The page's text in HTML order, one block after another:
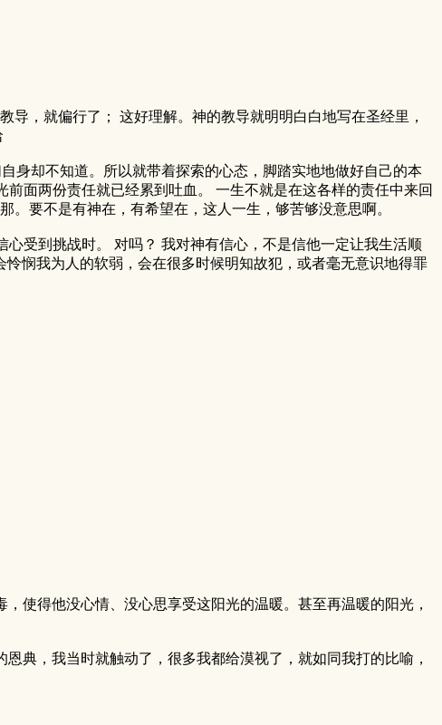
，就偏行了； 这好理解。神的教导就明明白白地写在圣经里，
身却不知道。所以就带着探索的心态，脚踏实地地做好自己的本
面两份责任就已经累到吐血。 一生不就是在这各样的责任中来回
要不是有神在，有希望在，这人一生，够苦够没意思啊。
受到挑战时。 对吗？ 我对神有信心，不是信他一定让我生活顺
悯我为人的软弱，会在很多时候明知故犯，或者毫无意识地得罪
使得他没心情、没心思享受这阳光的温暖。甚至再温暖的阳光，
典，我当时就触动了，很多我都给漠视了，就如同我打的比喻，